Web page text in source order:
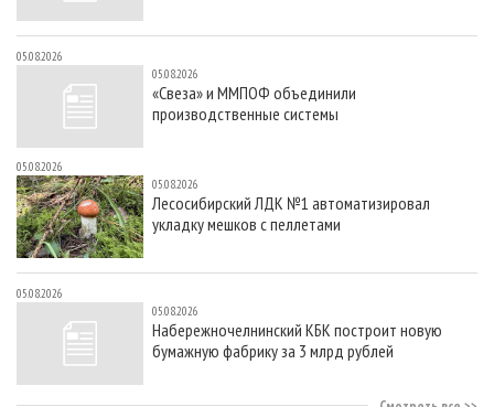
05.08.2026
05.08.2026
«Свеза» и ММПОФ объединили
производственные системы
05.08.2026
05.08.2026
Лесосибирский ЛДК №1 автоматизировал
укладку мешков с пеллетами
05.08.2026
05.08.2026
Набережночелнинский КБК построит новую
бумажную фабрику за 3 млрд рублей